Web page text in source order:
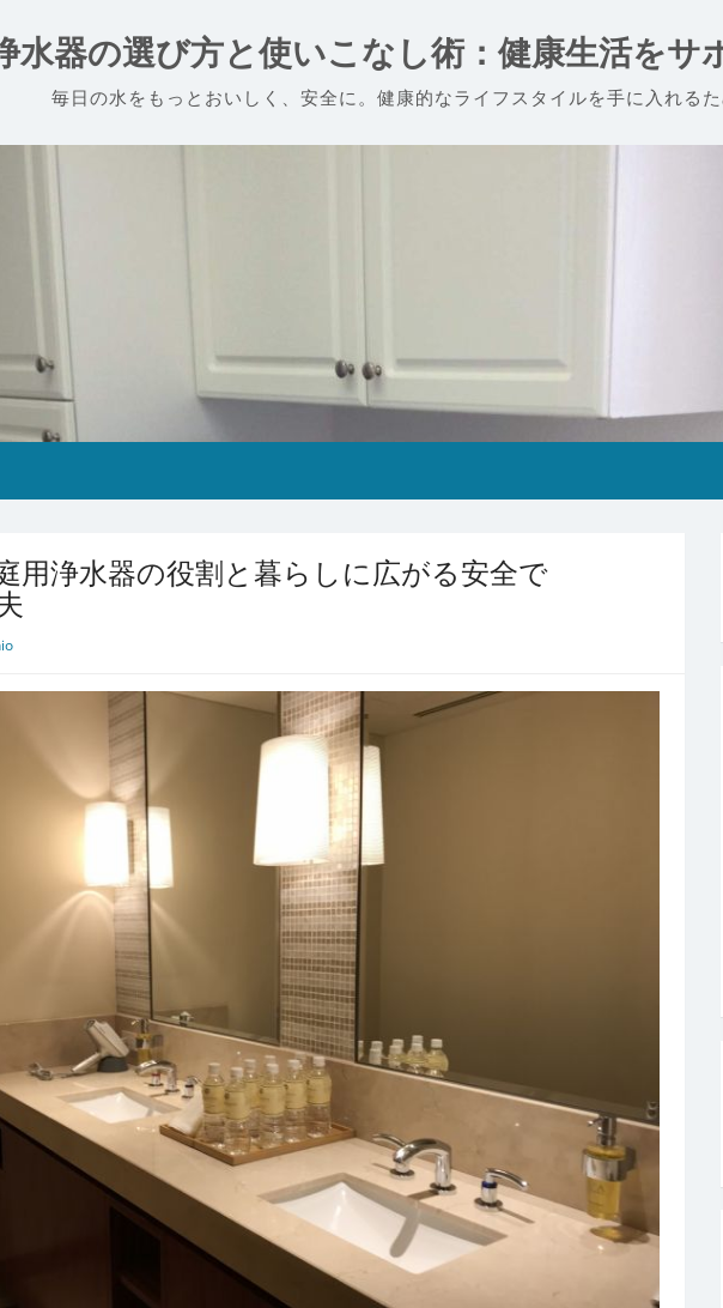
水器の選び方と使いこなし術：健康生活をサ
毎日の水をもっとおいしく、安全に。健康的なライフスタイルを手に入れるた
用浄水器の役割と暮らしに広がる安全で